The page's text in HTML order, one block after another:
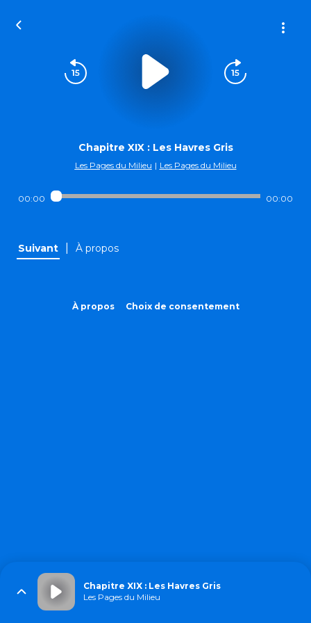
Chapitre XIX : Les Havres Gris
Les Pages du Milieu | Les Pages du Milieu
00:00 00:00
Suivant À propos
À propos Choix de consentement
Chapitre XIX : Les Havres Gris
Les Pages du Milieu